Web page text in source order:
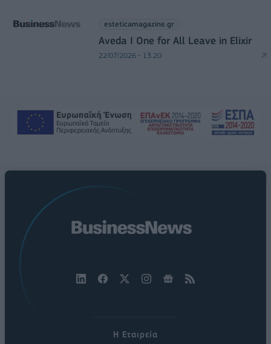
esteticamagazine.gr
Aveda I One for All Leave in Elixir
22/07/2026 - 13:20
Η Εταιρεία